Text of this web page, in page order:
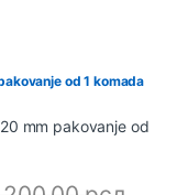
od 1 komada